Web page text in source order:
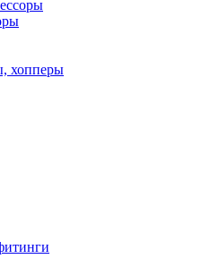
хопперы